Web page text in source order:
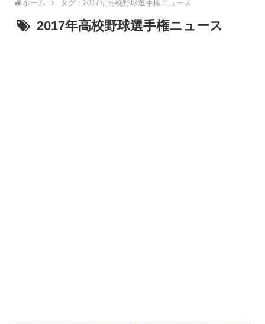
ホーム タグ : 2017年高校野球選手権ニュース
2017年高校野球選手権ニュース